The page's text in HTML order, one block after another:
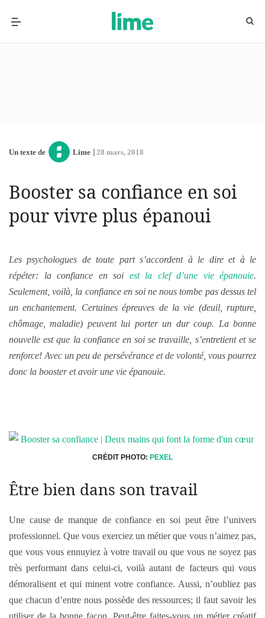
Un texte de Lime 28 mars, 2018
Booster sa confiance en soi
pour vivre plus épanoui
Les psychologues de toute part s’accordent à le dire et à le
répéter: la confiance en soi est la clef d’une vie épanouie.
Seulement, voilà, la confiance en soi ne nous tombe pas dessus tel
un enchantement. Certaines épreuves de la vie (deuil, rupture,
chômage, maladie) peuvent lui porter un dur coup. La bonne
nouvelle est que la confiance en soi se travaille, s’entretient et se
renforce! Avec un peu de persévérance et de volonté, vous pourrez
donc la booster et avoir une vie épanouie.
CRÉDIT PHOTO: PEXEL
Être bien dans son travail
Une cause de manque de confiance en soi peut être l’univers
professionnel. Que vous exerciez un métier que vous n’aimez pas,
que vous vous ennuyiez à votre travail ou que vous ne soyez pas
très performant dans celui-ci, voilà autant de facteurs qui vous
démoralisent et qui minent votre confiance. Aussi, n’oubliez pas
que chacun d’entre nous possède des ressources; il faut savoir les
utiliser de la bonne façon. Peut-être faites-vous un métier créatif